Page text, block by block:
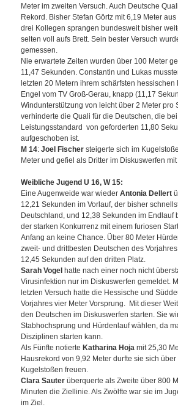
Meter im zweiten Versuch. Auch Deutsche
Rekord. Bisher Stefan Görtz mit 6,19 Meter
drei Kollegen sprangen bundesweit bisher
selten voll aufs Brett. Sein bester Versuch
gemessen.
Nie erwartete Zeiten wurden über 100 Meter
11,47 Sekunden. Constantin und Lukas
letzten 20 Metern ihrem schärfsten
Engel vom TV Groß-Gerau, knapp (11,17
Windunterstützung von leicht über 2 Meter pro
verhinderte die Quali für die Deutschen, die
Leistungsstandard von geforderten 11,80
aufgeschoben ist.
M 14: Joel Fischer steigerte sich im
Meter und gefiel als Dritter im Diskuswerfen
Weibliche Jugend U 16, W 15:
Eine Augenweide war wieder Antonia Dellert
12,21 Sekunden im Vorlauf, der bisher
Deutschland, und 12,38 Sekunden im Endlauf
der starken Konkurrenz mit einem furiosen
Anfang an keine Chance. Über 80 Meter
zweit- und drittbesten Deutschen des
12,45 Sekunden auf den dritten Platz.
Sarah Vogel hatte nach einer noch nicht
Virusinfektion nur im Diskuswerfen gemeldet.
letzten Versuch hatte die Hessische und
Vorjahres vier Meter Vorsprung. Mit dieser
den Deutschen im Diskuswerfen starten. Sie
Stabhochsprung und Hürdenlauf wählen, da
Disziplinen starten kann.
Als Fünfte notierte Katharina Hoja mit 25,30
Hausrekord von 9,92 Meter durfte sie sich
Kugelstoßen freuen.
Clara Sauter überquerte als Zweite über 800
Minuten die Ziellinie. Als Zwölfte war sie im
im Ziel.